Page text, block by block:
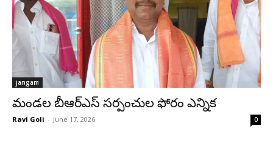
jangam
మండల బీఆర్‌ఎస్ సర్పంచుల ఫోరం ఎన్నిక
Ravi Goli - June 17, 2026 0